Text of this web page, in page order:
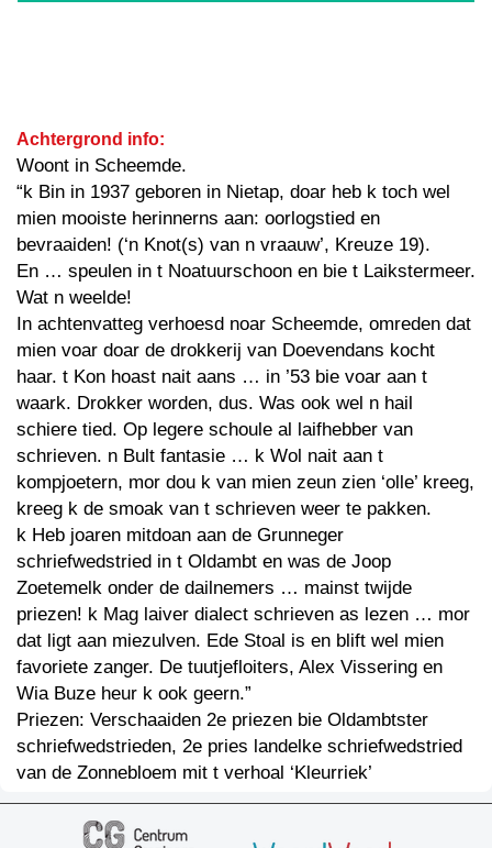
Achtergrond info:
Woont in Scheemde.
“k Bin in 1937 geboren in Nietap, doar heb k toch wel
mien mooiste herinnerns aan: oorlogstied en
bevraaiden! (‘n Knot(s) van n vraauw’, Kreuze 19).
En … speulen in t Noatuurschoon en bie t Laikstermeer.
Wat n weelde!
In achtenvatteg verhoesd noar Scheemde, omreden dat
mien voar doar de drokkerij van Doevendans kocht
haar. t Kon hoast nait aans … in ’53 bie voar aan t
waark. Drokker worden, dus. Was ook wel n hail
schiere tied. Op legere schoule al laifhebber van
schrieven. n Bult fantasie … k Wol nait aan t
kompjoetern, mor dou k van mien zeun zien ‘olle’ kreeg,
kreeg k de smoak van t schrieven weer te pakken.
k Heb joaren mitdoan aan de Grunneger
schriefwedstried in t Oldambt en was de Joop
Zoetemelk onder de dailnemers … mainst twijde
priezen! k Mag laiver dialect schrieven as lezen … mor
dat ligt aan miezulven. Ede Stoal is en blift wel mien
favoriete zanger. De tuutjefloiters, Alex Vissering en
Wia Buze heur k ook geern.”
Priezen: Verschaaiden 2e priezen bie Oldambtster
schriefwedstrieden, 2e pries landelke schriefwedstried
van de Zonnebloem mit t verhoal ‘Kleurriek’